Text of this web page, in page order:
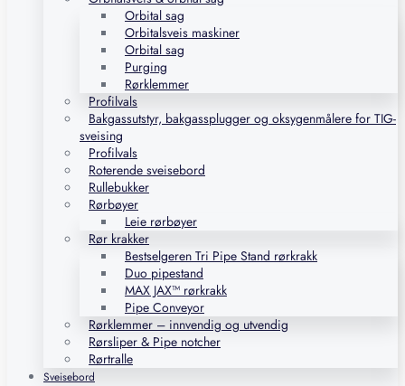
Orbital sag
Orbitalsveis maskiner
Orbital sag
Purging
Rørklemmer
Profilvals
Bakgassutstyr, bakgassplugger og oksygenmålere for TIG-
sveising
Profilvals
Roterende sveisebord
Rullebukker
Rørbøyer
Leie rørbøyer
Rør krakker
Bestselgeren Tri Pipe Stand rørkrakk
Duo pipestand
MAX JAX™ rørkrakk
Pipe Conveyor
Rørklemmer – innvendig og utvendig
Rørsliper & Pipe notcher
Rørtralle
Sveisebord